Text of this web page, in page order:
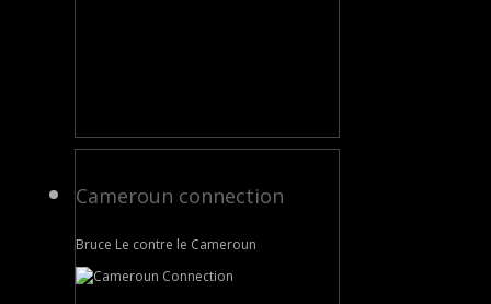
Cameroun connection
Bruce Le contre le Cameroun